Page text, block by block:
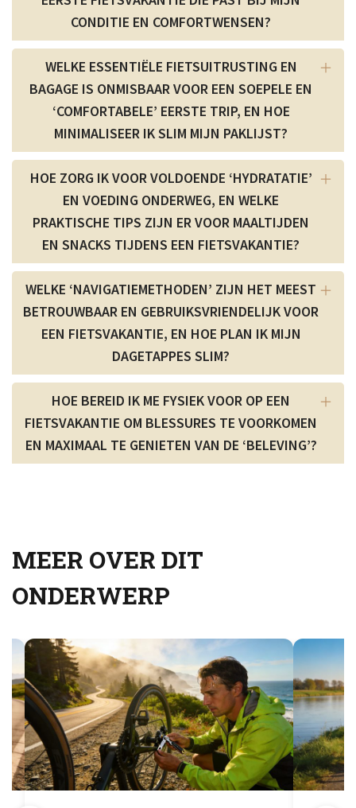
CONDITIE EN COMFORTWENSEN?
WELKE ESSENTIËLE FIETSUITRUSTING EN
BAGAGE IS ONMISBAAR VOOR EEN SOEPELE EN
‘COMFORTABELE’ EERSTE TRIP, EN HOE
MINIMALISEER IK SLIM MIJN PAKLIJST?
HOE ZORG IK VOOR VOLDOENDE ‘HYDRATATIE’
EN VOEDING ONDERWEG, EN WELKE
PRAKTISCHE TIPS ZIJN ER VOOR MAALTIJDEN
EN SNACKS TIJDENS EEN FIETSVAKANTIE?
WELKE ‘NAVIGATIEMETHODEN’ ZIJN HET MEEST
BETROUWBAAR EN GEBRUIKSVRIENDELIJK VOOR
EEN FIETSVAKANTIE, EN HOE PLAN IK MIJN
DAGETAPPES SLIM?
HOE BEREID IK ME FYSIEK VOOR OP EEN
FIETSVAKANTIE OM BLESSURES TE VOORKOMEN
EN MAXIMAAL TE GENIETEN VAN DE ‘BELEVING’?
MEER OVER DIT
ONDERWERP